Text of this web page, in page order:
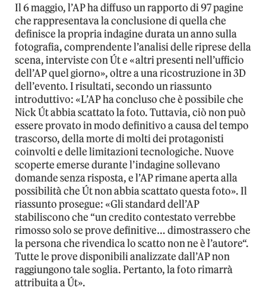
Il 6 maggio, l’AP ha diffuso un rapporto di 97 pagine
che rappresentava la conclusione di quella che
definisce la propria indagine durata un anno sulla
fotografia, comprendente l’analisi delle riprese della
scena, interviste con Út e «altri presenti nell’ufficio
dell’AP quel giorno», oltre a una ricostruzione in 3D
dell’evento. I risultati, secondo un riassunto
introduttivo: «L’AP ha concluso che è possibile che
Nick Út abbia scattato la foto. Tuttavia, ciò non può
essere provato in modo definitivo a causa del tempo
trascorso, della morte di molti dei protagonisti
coinvolti e delle limitazioni tecnologiche. Nuove
scoperte emerse durante l’indagine sollevano
domande senza risposta, e l’AP rimane aperta alla
possibilità che Út non abbia scattato questa foto». Il
riassunto prosegue: «Gli standard dell’AP
stabiliscono che “un credito contestato verrebbe
rimosso solo se prove definitive… dimostrassero che
la persona che rivendica lo scatto non ne è l’autore“.
Tutte le prove disponibili analizzate dall’AP non
raggiungono tale soglia. Pertanto, la foto rimarrà
attribuita a Út».